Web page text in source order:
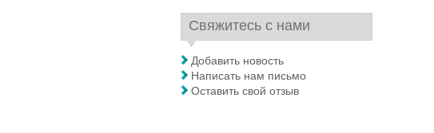
Свяжитесь с нами
Добавить новость
Написать нам письмо
Оставить свой отзыв